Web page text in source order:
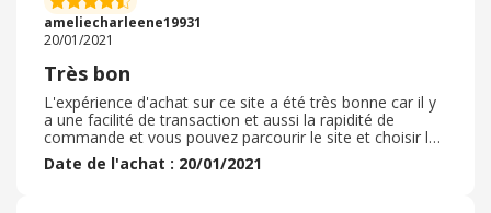
ameliecharleene19931
20/01/2021
Très bon
L'expérience d'achat sur ce site a été très bonne car il y
a une facilité de transaction et aussi la rapidité de
commande et vous pouvez parcourir le site et choisir les
produits sans aucun problème. J'ai passé la commande
et l'expérience a été très agréable. Il y a des produits qui
Date de l'achat : 20/01/2021